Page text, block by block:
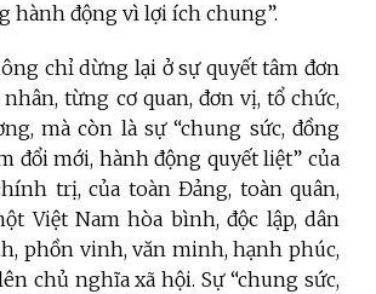
hành động vì lợi ích chung”.
chỉ dừng lại ở sự quyết tâm đơn
từng cơ quan, đơn vị, tổ chức,
mà còn là sự “chung sức, đồng
đổi mới, hành động quyết liệt” của
trị, của toàn Đảng, toàn quân,
Việt Nam hòa bình, độc lập, dân
phồn vinh, văn minh, hạnh phúc,
chủ nghĩa xã hội. Sự “chung sức,